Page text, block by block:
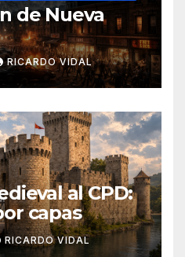
de Nueva
RICARDO VIDAL
al CPD:
capas
RICARDO VIDAL